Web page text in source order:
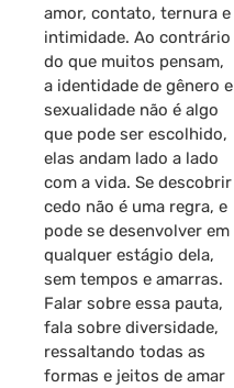
amor, contato, ternura e
intimidade. Ao contrário
do que muitos pensam,
a identidade de gênero e
sexualidade não é algo
que pode ser escolhido,
elas andam lado a lado
com a vida. Se descobrir
cedo não é uma regra, e
pode se desenvolver em
qualquer estágio dela,
sem tempos e amarras.
Falar sobre essa pauta,
fala sobre diversidade,
ressaltando todas as
formas e jeitos de amar